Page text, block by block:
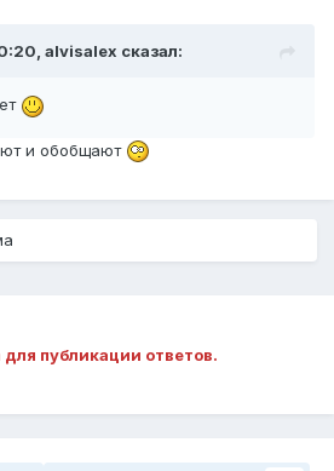
alvisalex сказал:
и обобщают
публикации ответов.